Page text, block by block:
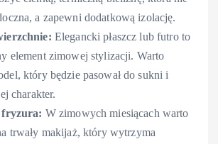
a zapewni dodatkową izolację.
Elegancki płaszcz lub futro to
element zimowej stylizacji. Warto
który będzie pasował do sukni i
charakter.
W zimowych miesiącach warto
trwały makijaż, który wytrzyma